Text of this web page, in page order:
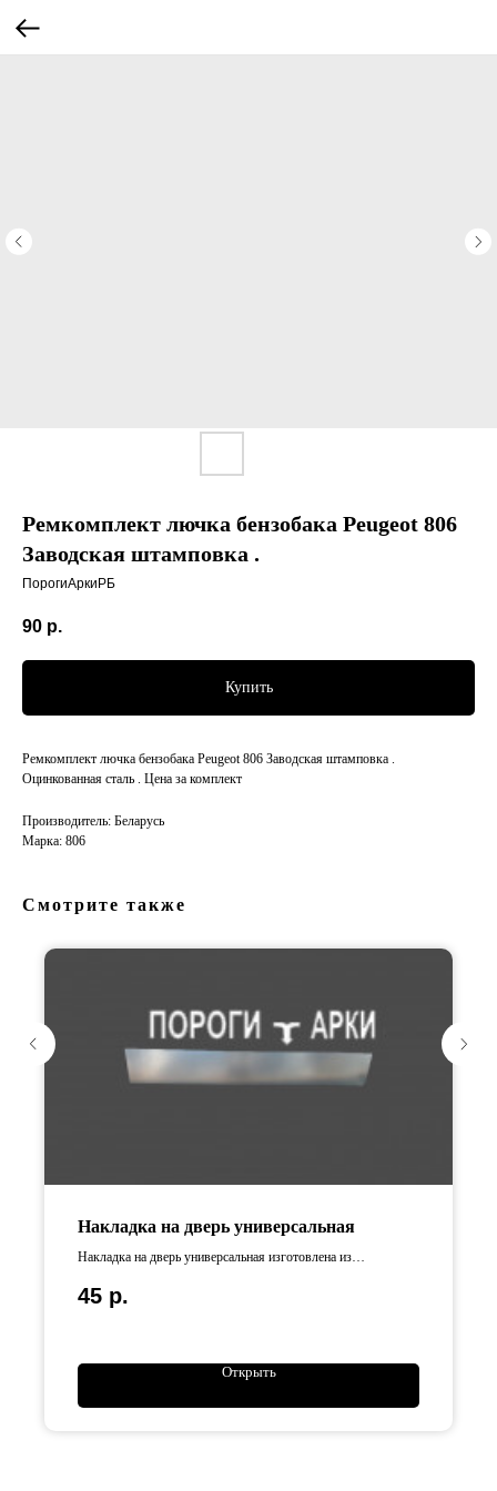
Ремкомплект лючка бензобака Peugeot 806
Заводская штамповка .
ПорогиАркиРБ
90 р.
Купить
Ремкомплект лючка бензобака Peugeot 806 Заводская штамповка .
Оцинкованная сталь . Цена за комплект
Производитель: Беларусь
Марка: 806
Смотрите также
Накладка на дверь универсальная
Накладка на дверь универсальная изготовлена из
45 р.
Открыть